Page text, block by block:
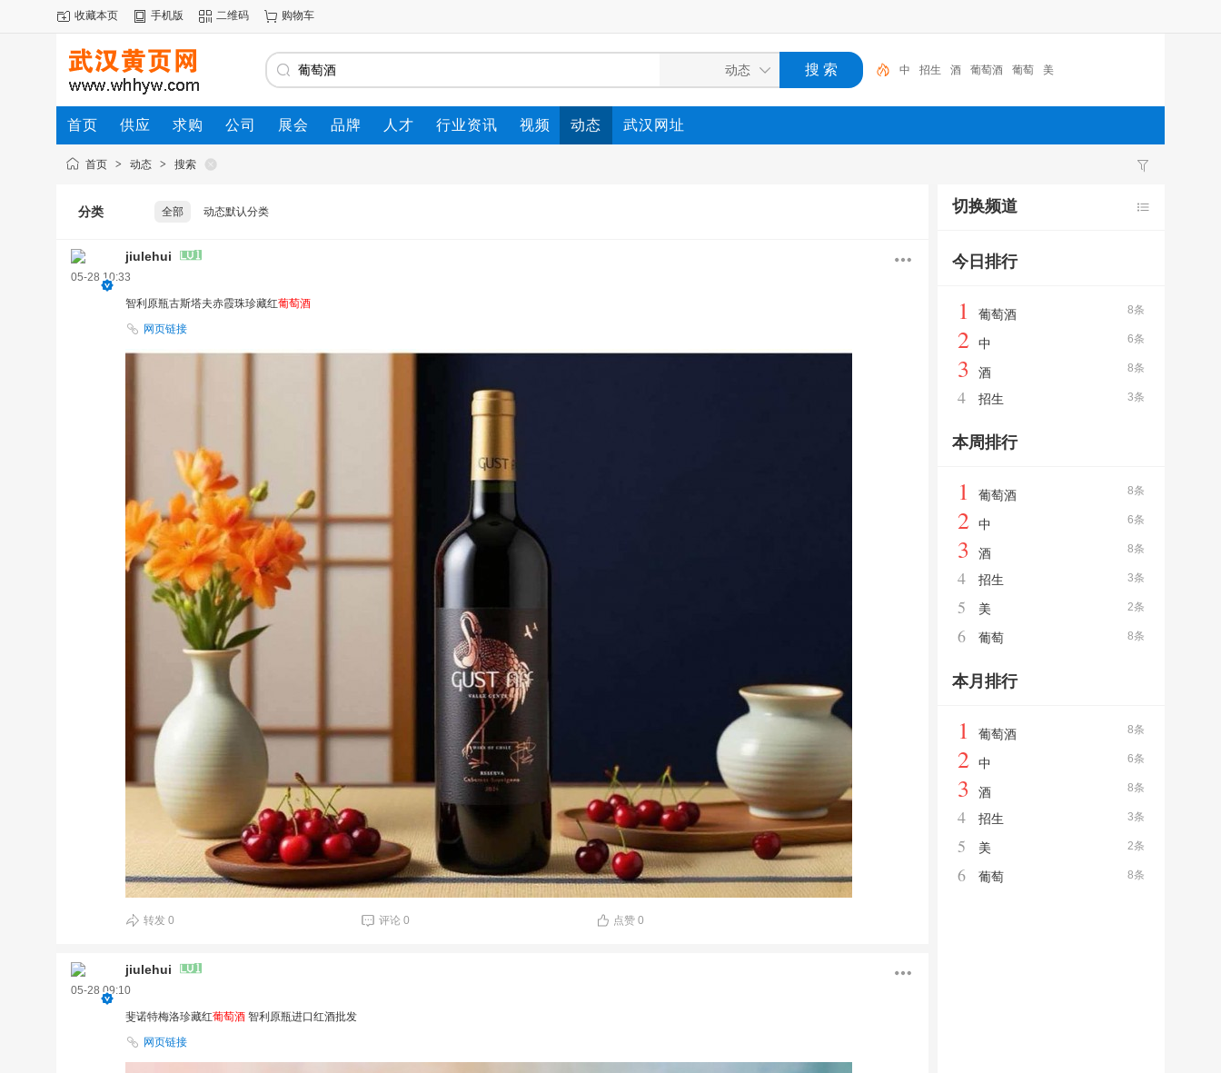
收藏本页 手机版 二维码 购物车
中 招生 酒 葡萄酒 葡萄 美
首页 供应 求购 公司 展会 品牌 人才 行业资讯 视频 动态 武汉网址
首页 > 动态 > 搜索
分类 全部 动态默认分类
jiulehui
05-28 10:33
智利原瓶古斯塔夫赤霞珠珍藏红葡萄酒
网页链接
转发 0 评论 0 点赞0
jiulehui
05-28 09:10
斐诺特梅洛珍藏红葡萄酒 智利原瓶进口红酒批发
网页链接
切换频道
今日排行
8条
1 葡萄酒
6条
2 中
8条
3 酒
3条
4 招生
本周排行
8条
1 葡萄酒
6条
2 中
8条
3 酒
3条
4 招生
2条
5 美
8条
6 葡萄
本月排行
8条
1 葡萄酒
6条
2 中
8条
3 酒
3条
4 招生
2条
5 美
8条
6 葡萄